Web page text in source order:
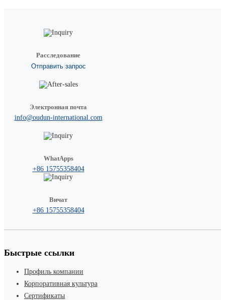
Расследование
Отправить запрос
Электронная почта
info@oudun-international.com
WhatApps
+86 15755358404
Вичат
+86 15755358404
Быстрые ссылки
Профиль компании
Корпоративная культура
Сертификаты